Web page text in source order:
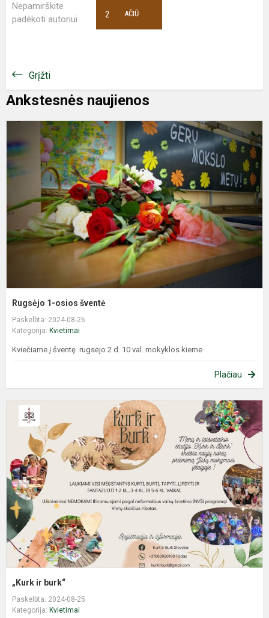
Nepamirškite
padėkoti autoriui
AČIŪ
2
Grįžti
Ankstesnės naujienos
Rugsėjo 1-osios šventė
Paskelbta: 2024-08-26
Kategorija: Kvietimai
Kviečiame į šventę rugsėjo 2 d. 10 val. mokyklos kieme
Plačiau
„Kurk ir burk“
Paskelbta: 2024-08-25
Kategorija: Kvietimai